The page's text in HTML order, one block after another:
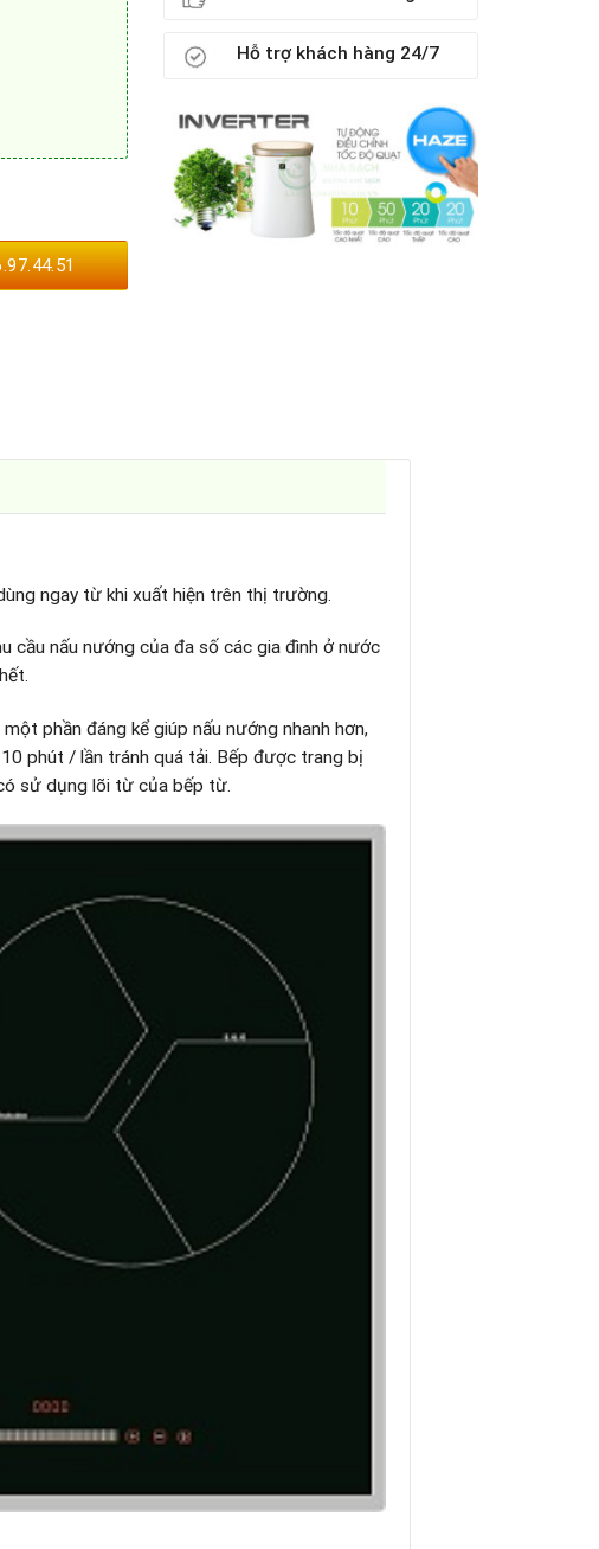
Hỗ trợ khách hàng 24/7
ngay từ khi xuất hiện trên thị trường.
cầu nấu nướng của đa số các gia đình ở nước
phần đáng kể giúp nấu nướng nhanh hơn,
phút / lần tránh quá tải. Bếp được trang bị
sử dụng lõi từ của bếp từ.